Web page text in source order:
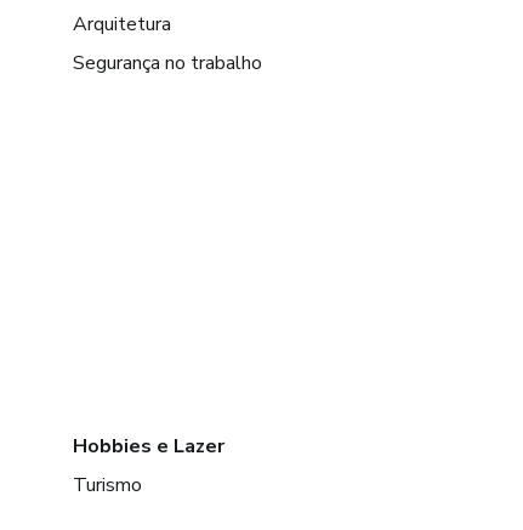
Arquitetura
Segurança no trabalho
Hobbies e Lazer
Turismo